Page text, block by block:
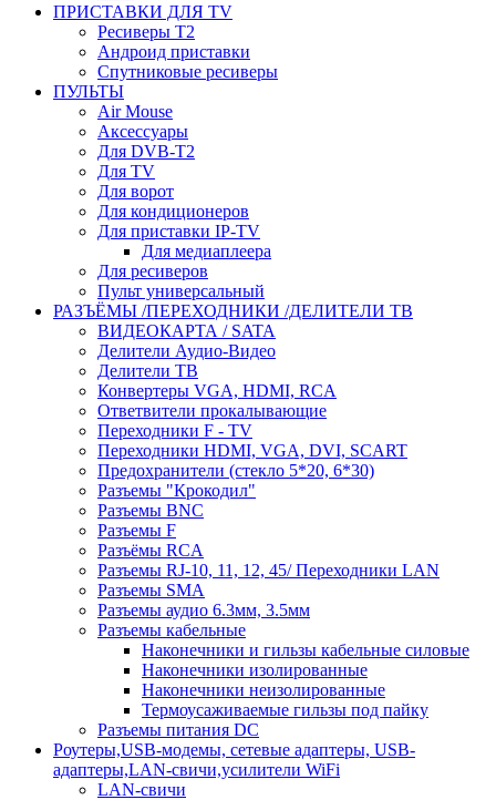
ПРИСТАВКИ ДЛЯ TV
Ресиверы Т2
Андроид приставки
Спутниковые ресиверы
ПУЛЬТЫ
Air Mouse
Аксессуары
Для DVB-T2
Для TV
Для ворот
Для кондиционеров
Для приставки IP-TV
Для медиаплеера
Для ресиверов
Пульт универсальный
РАЗЪЁМЫ /ПЕРЕХОДНИКИ /ДЕЛИТЕЛИ ТВ
ВИДЕОКАРТА / SATA
Делители Аудио-Видео
Делители ТВ
Конвертеры VGA, HDMI, RCA
Ответвители прокалывающие
Переходники F - TV
Переходники HDMI, VGA, DVI, SCART
Предохранители (стекло 5*20, 6*30)
Разъемы "Крокодил"
Разъемы BNC
Разъемы F
Разъёмы RCA
Разъемы RJ-10, 11, 12, 45/ Переходники LAN
Разъемы SMA
Разъемы аудио 6.3мм, 3.5мм
Разъемы кабельные
Наконечники и гильзы кабельные силовые
Наконечники изолированные
Наконечники неизолированные
Термоусаживаемые гильзы под пайку
Разъемы питания DC
Роутеры,USB-модемы, сетевые адаптеры, USB-
адаптеры,LAN-свичи,усилители WiFi
LAN-свичи